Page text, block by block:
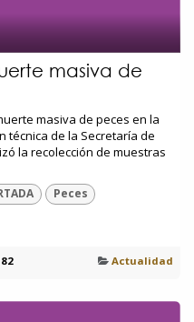
masiva de
masiva de peces en la
técnica de la Secretaría de
la recolección de muestras
Peces
Actualidad